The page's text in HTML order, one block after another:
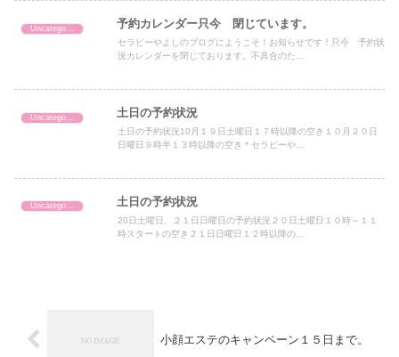
予約カレンダー只今 閉じています。
セラピーやよしのブログにようこそ！お知らせです！只今 予約状
況カレンダーを閉じております。不具合のた...
土日の予約状況
土日の予約状況10月１９日土曜日１７時以降の空き１０月２０日
日曜日９時半１３時以降の空き＊セラピーや...
Uncategorized 土日の予約状況
20日土曜日、２１日日曜日の予約状況２０日土曜日１０時～１１
時スタートの空き２１日日曜日１２時以降の...
小顔エステのキャンペーン１５日まで。